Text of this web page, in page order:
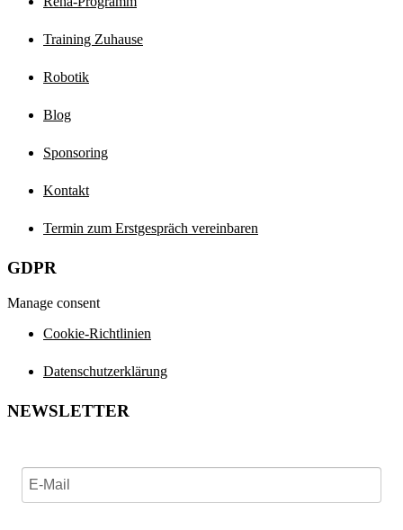
Training Zuhause
Robotik
Blog
Sponsoring
Kontakt
Termin zum Erstgespräch vereinbaren
GDPR
Manage consent
Cookie-Richtlinien
Datenschutzerklärung
NEWSLETTER